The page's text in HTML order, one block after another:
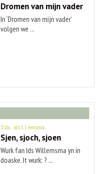
Dromen van mijn vader
In ‘Dromen van mijn vader’
volgen we ...
Ids Willemsma
Sjen, sjoch, sjoen
Wurk fan Ids Willemsma yn in
doaske. It wurk: ? ...